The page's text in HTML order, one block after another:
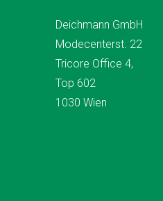
Deichmann GmbH
Modecenterst. 22
Tricore Office 4,
Top 602
1030 Wien